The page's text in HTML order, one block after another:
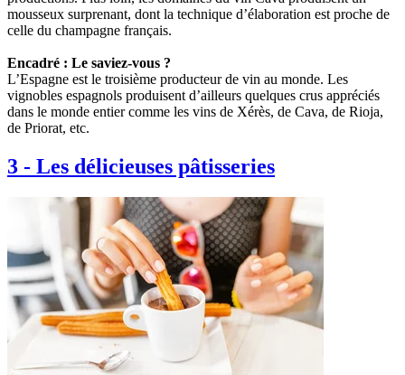
mousseux surprenant, dont la technique d’élaboration est proche de
celle du champagne français.
Encadré : Le saviez-vous ?
L’Espagne est le troisième producteur de vin au monde. Les
vignobles espagnols produisent d’ailleurs quelques crus appréciés
dans le monde entier comme les vins de Xérès, de Cava, de Rioja,
de Priorat, etc.
3 - Les délicieuses pâtisseries